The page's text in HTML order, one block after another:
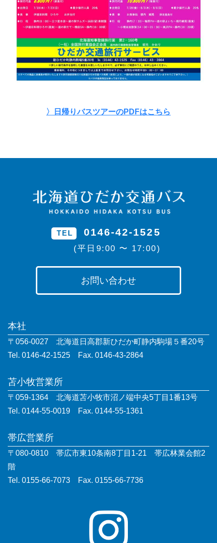
〉日帰りバスツアーのPDFはこちら
TEL 0146-42-1525
(平日9:00 〜 17:00)
お問い合わせ
本社
〒056-0027 北海道日高郡新ひだか町静内駒場５番20号
Tel. 0146-42-1525 Fax. 0146-43-2864
苫小牧営業所
〒059-1364 北海道苫小牧市沼ノ端中央5丁目1番13号
Tel. 0144-55-0019 Fax. 0144-55-1361
帯広営業所
〒080-0810 帯広市東10条南8丁目1-21 帯広林業会館2
階
Tel. 0155-66-7073 Fax. 0155-66-7736